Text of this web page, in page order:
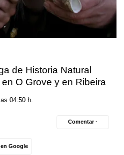
de Historia Natural
O Grove y en Ribeira
04:50 h.
Google
Comentar ·